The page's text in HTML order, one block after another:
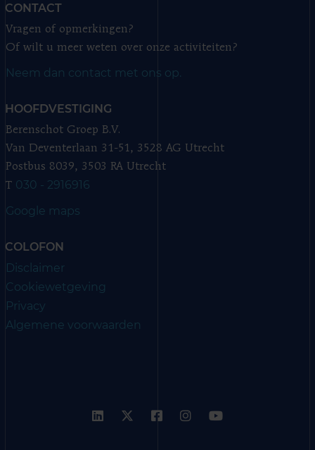
CONTACT
Vragen of opmerkingen?
Of wilt u meer weten over onze activiteiten?
Neem dan contact met ons op.
HOOFDVESTIGING
Berenschot Groep B.V.
Van Deventerlaan 31-51, 3528 AG Utrecht
Postbus 8039, 3503 RA Utrecht
T 030 - 2916916
Google maps
COLOFON
Disclaimer
Cookiewetgeving
Privacy
Algemene voorwaarden